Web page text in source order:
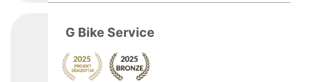
G Bike Service